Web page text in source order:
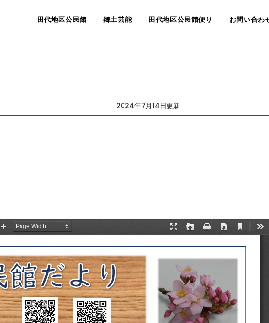
田代地区公民館 郷土芸能 田代地区公民館便り お問い合わ
2024年7月14日更新